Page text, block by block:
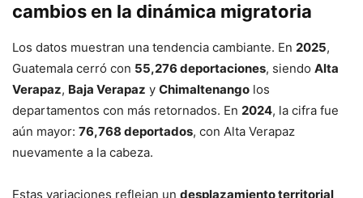
cambios en la dinámica migratoria
Los datos muestran una tendencia cambiante. En 2025,
Guatemala cerró con 55,276 deportaciones, siendo Alta
Verapaz, Baja Verapaz y Chimaltenango los
departamentos con más retornados. En 2024, la cifra fue
aún mayor: 76,768 deportados, con Alta Verapaz
nuevamente a la cabeza.
Estas variaciones reflejan un desplazamiento territorial